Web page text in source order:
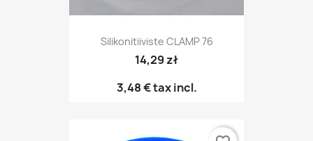
Silikonitiiviste CLAMP 76
14,29 zł
3,48 €tax incl.